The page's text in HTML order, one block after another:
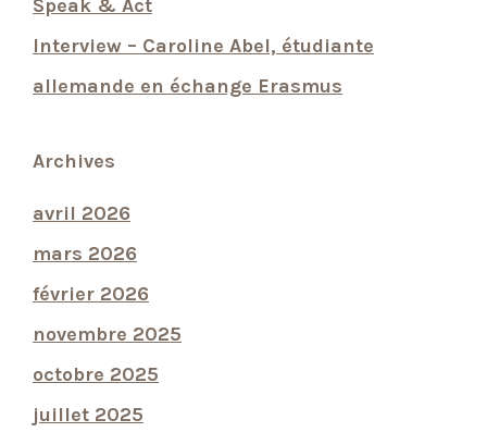
Speak & Act
Interview – Caroline Abel, étudiante
allemande en échange Erasmus
Archives
avril 2026
mars 2026
février 2026
novembre 2025
octobre 2025
juillet 2025